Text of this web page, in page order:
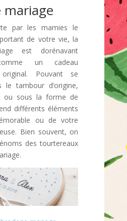
mariage
par les mamies le
de votre vie, la
est dorénavant
un cadeau
Pouvant se
le tambour d’origine,
ou sous la forme de
différents éléments
ou de votre
Bien souvent, on
des tourtereaux